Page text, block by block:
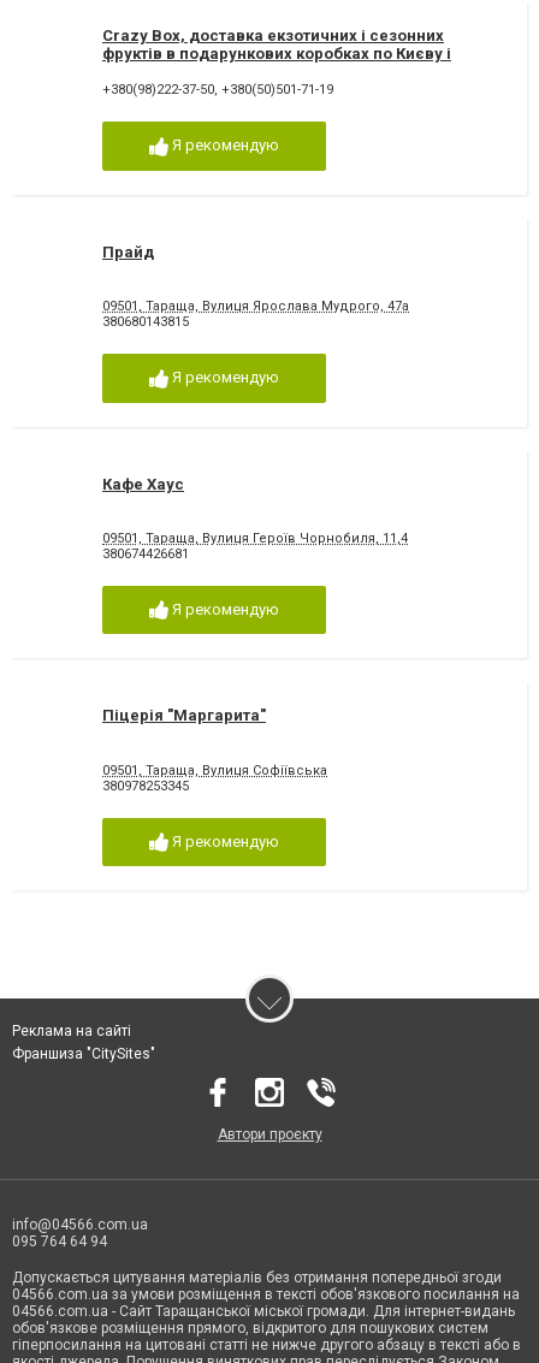
Crazy Box, доставка екзотичних і сезонних
фруктів в подарункових коробках по Києву і
+380(98)222-37-50, +380(50)501-71-19
Я рекомендую
Прайд
09501, Тараща, Вулиця Ярослава Мудрого, 47а
380680143815
Я рекомендую
Кафе Хаус
09501, Тараща, Вулиця Героїв Чорнобиля, 11,4
380674426681
Я рекомендую
Піцерія "Маргарита"
09501, Тараща, Вулиця Софіївська
380978253345
Я рекомендую
Реклама на сайті
Франшиза "CitySites"
Автори проєкту
info@04566.com.ua
095 764 64 94
Допускається цитування матеріалів без отримання попередньої згоди
04566.com.ua за умови розміщення в тексті обов'язкового посилання на
04566.com.ua - Cайт Таращанської міської громади. Для інтернет-видань
обов'язкове розміщення прямого, відкритого для пошукових систем
гіперпосилання на цитовані статті не нижче другого абзацу в тексті або в